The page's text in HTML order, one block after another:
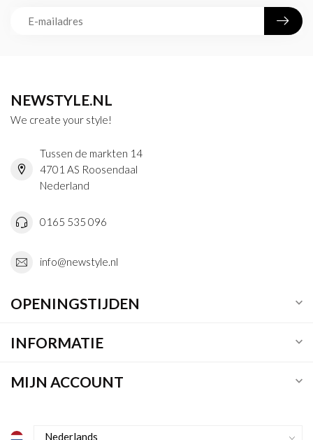
NEWSTYLE.NL
We create your style!
Tussen de markten 14
4701 AS Roosendaal
Nederland
0165 535 096
info@newstyle.nl
OPENINGSTIJDEN
INFORMATIE
MIJN ACCOUNT